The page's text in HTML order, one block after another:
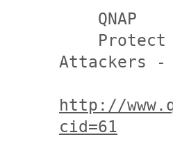
Attackers -
http://
cid=61